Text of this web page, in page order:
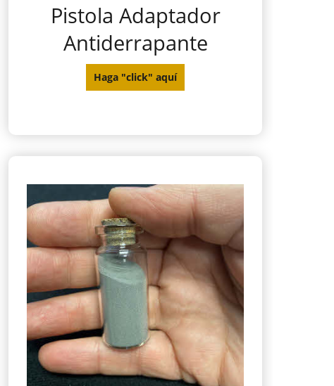
Pistola Adaptador
Antiderrapante
Haga "click" aquí